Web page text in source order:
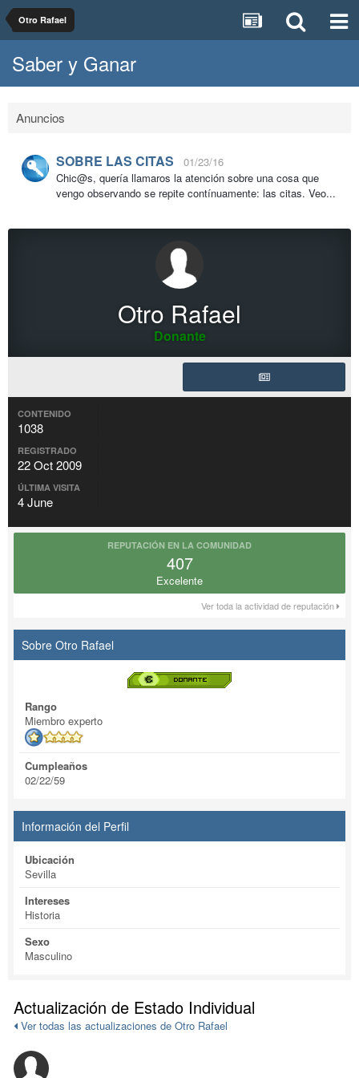
Otro Rafael
Saber y Ganar
Anuncios
SOBRE LAS CITAS
01/23/16
Chic@s, quería llamaros la atención sobre una cosa que
vengo observando se repite contínuamente: las citas. Veo...
Otro Rafael
Donante
CONTENIDO
1038
REGISTRADO
22 Oct 2009
ÚLTIMA VISITA
4 June
REPUTACIÓN EN LA COMUNIDAD
407
Excelente
Ver toda la actividad de reputación
Sobre Otro Rafael
Rango
Miembro experto
Cumpleaños
02/22/59
Información del Perfil
Ubicación
Sevilla
Intereses
Historia
Sexo
Masculino
Actualización de Estado Individual
Ver todas las actualizaciones de Otro Rafael